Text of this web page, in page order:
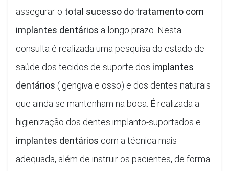
assegurar o total sucesso do tratamento com
implantes dentários a longo prazo. Nesta
consulta é realizada uma pesquisa do estado de
saúde dos tecidos de suporte dos implantes
dentários ( gengiva e osso) e dos dentes naturais
que ainda se mantenham na boca. É realizada a
higienização dos dentes implanto-suportados e
implantes dentários com a técnica mais
adequada, além de instruir os pacientes, de forma